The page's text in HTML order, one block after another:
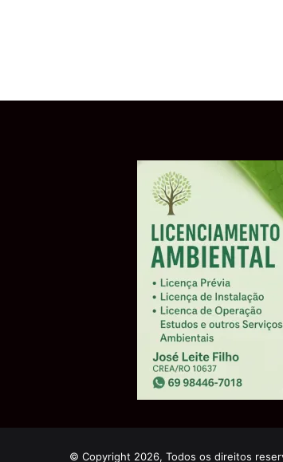
© Copyright 2026, Todos os direitos